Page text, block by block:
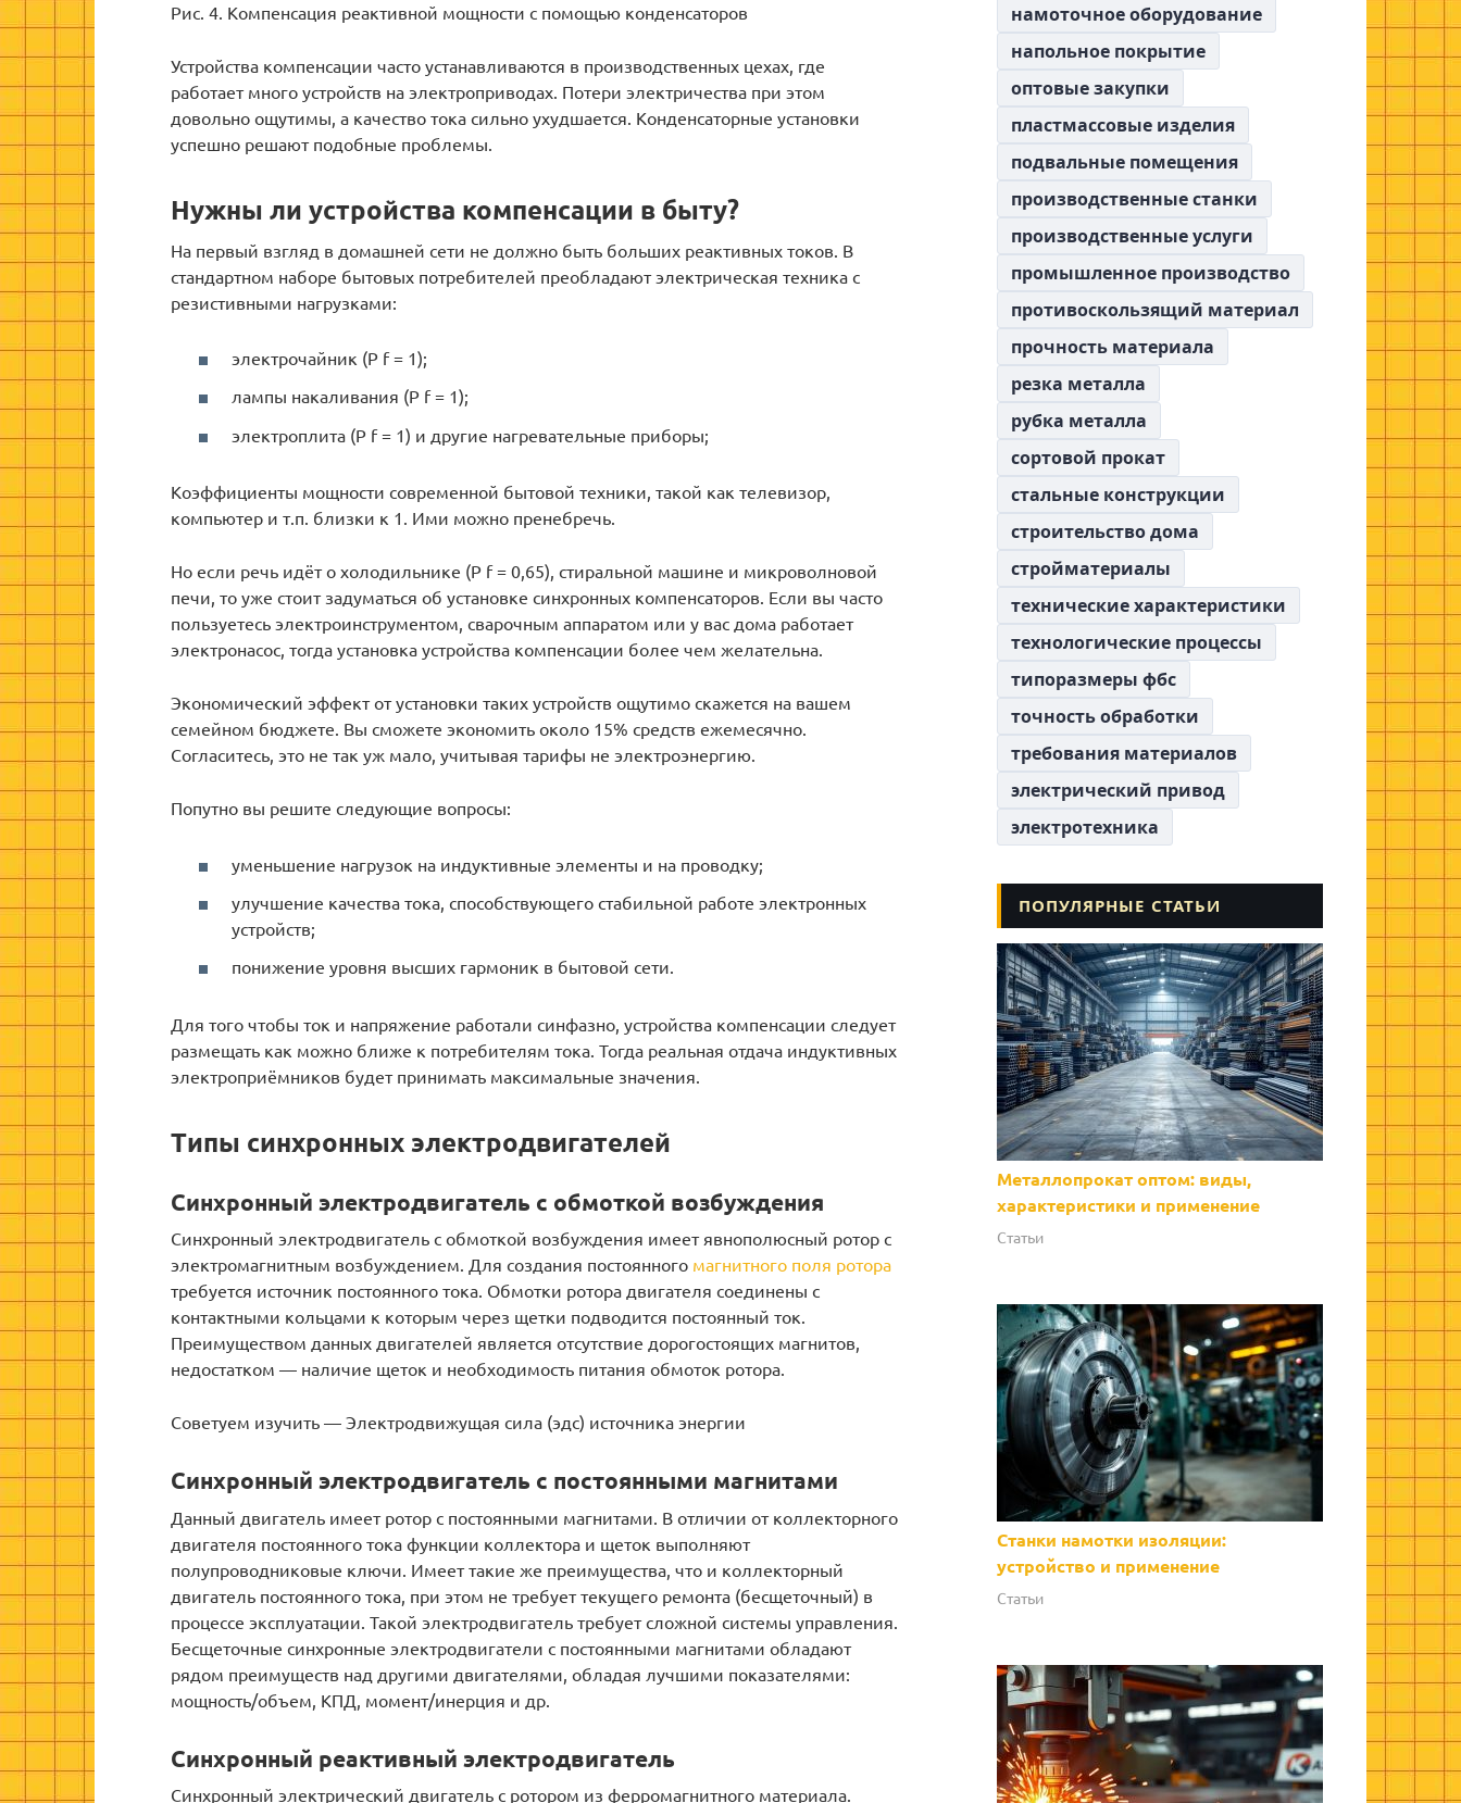
Рис. 4. Компенсация реактивной мощности с помощью конденсаторов
Устройства компенсации часто устанавливаются в производственных цехах, где
работает много устройств на электроприводах. Потери электричества при этом
довольно ощутимы, а качество тока сильно ухудшается. Конденсаторные установки
успешно решают подобные проблемы.
Нужны ли устройства компенсации в быту?
На первый взгляд в домашней сети не должно быть больших реактивных токов. В
стандартном наборе бытовых потребителей преобладают электрическая техника с
резистивными нагрузками:
электрочайник (P f = 1);
лампы накаливания (P f = 1);
электроплита (P f = 1) и другие нагревательные приборы;
Коэффициенты мощности современной бытовой техники, такой как телевизор,
компьютер и т.п. близки к 1. Ими можно пренебречь.
Но если речь идёт о холодильнике (P f = 0,65), стиральной машине и микроволновой
печи, то уже стоит задуматься об установке синхронных компенсаторов. Если вы часто
пользуетесь электроинструментом, сварочным аппаратом или у вас дома работает
электронасос, тогда установка устройства компенсации более чем желательна.
Экономический эффект от установки таких устройств ощутимо скажется на вашем
семейном бюджете. Вы сможете экономить около 15% средств ежемесячно.
Согласитесь, это не так уж мало, учитывая тарифы не электроэнергию.
Попутно вы решите следующие вопросы:
уменьшение нагрузок на индуктивные элементы и на проводку;
улучшение качества тока, способствующего стабильной работе электронных
устройств;
понижение уровня высших гармоник в бытовой сети.
Для того чтобы ток и напряжение работали синфазно, устройства компенсации следует
размещать как можно ближе к потребителям тока. Тогда реальная отдача индуктивных
электроприёмников будет принимать максимальные значения.
Типы синхронных электродвигателей
Cинхронный электродвигатель с обмоткой возбуждения
Синхронный электродвигатель с обмоткой возбуждения имеет явнополюсный ротор с
электромагнитным возбуждением. Для создания постоянного магнитного поля ротора
требуется источник постоянного тока. Обмотки ротора двигателя соединены с
контактными кольцами к которым через щетки подводится постоянный ток.
Преимуществом данных двигателей является отсутствие дорогостоящих магнитов,
недостатком — наличие щеток и необходимость питания обмоток ротора.
Советуем изучить — Электродвижущая сила (эдс) источника энергии
Cинхронный электродвигатель с постоянными магнитами
Данный двигатель имеет ротор с постоянными магнитами. В отличии от коллекторного
двигателя постоянного тока функции коллектора и щеток выполняют
полупроводниковые ключи. Имеет такие же преимущества, что и коллекторный
двигатель постоянного тока, при этом не требует текущего ремонта (бесщеточный) в
процессе эксплуатации. Такой электродвигатель требует сложной системы управления.
Бесщеточные синхронные электродвигатели с постоянными магнитами обладают
рядом преимуществ над другими двигателями, обладая лучшими показателями:
мощность/объем, КПД, момент/инерция и др.
Синхронный реактивный электродвигатель
Синхронный электрический двигатель с ротором из ферромагнитного материала.
намоточное оборудование
напольное покрытие
оптовые закупки
пластмассовые изделия
подвальные помещения
производственные станки
производственные услуги
промышленное производство
противоскользящий материал
прочность материала
резка металла
рубка металла
сортовой прокат
стальные конструкции
строительство дома
стройматериалы
технические характеристики
технологические процессы
типоразмеры фбс
точность обработки
требования материалов
электрический привод
электротехника
ПОПУЛЯРНЫЕ СТАТЬИ
Металлопрокат оптом: виды,
характеристики и применение
Статьи
Станки намотки изоляции:
устройство и применение
Статьи